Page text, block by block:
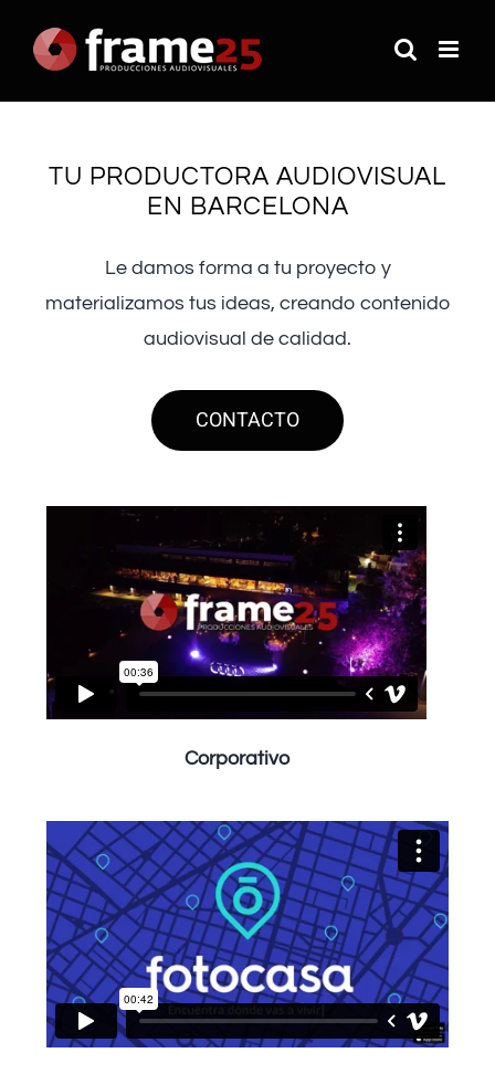
TU PRODUCTORA AUDIOVISUAL
EN BARCELONA
Le damos forma a tu proyecto y
materializamos tus ideas, creando contenido
audiovisual de calidad.
CONTACTO
Corporativo